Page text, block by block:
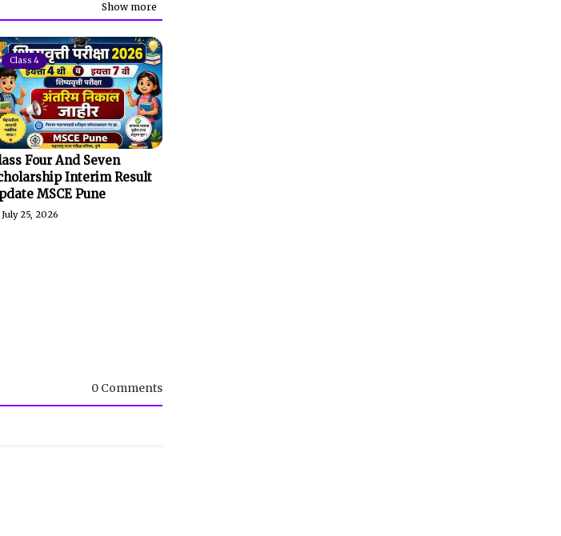
Show more
Class 4
Four And Seven
Interim Result
MSCE Pune
July 25, 2026
0 Comments